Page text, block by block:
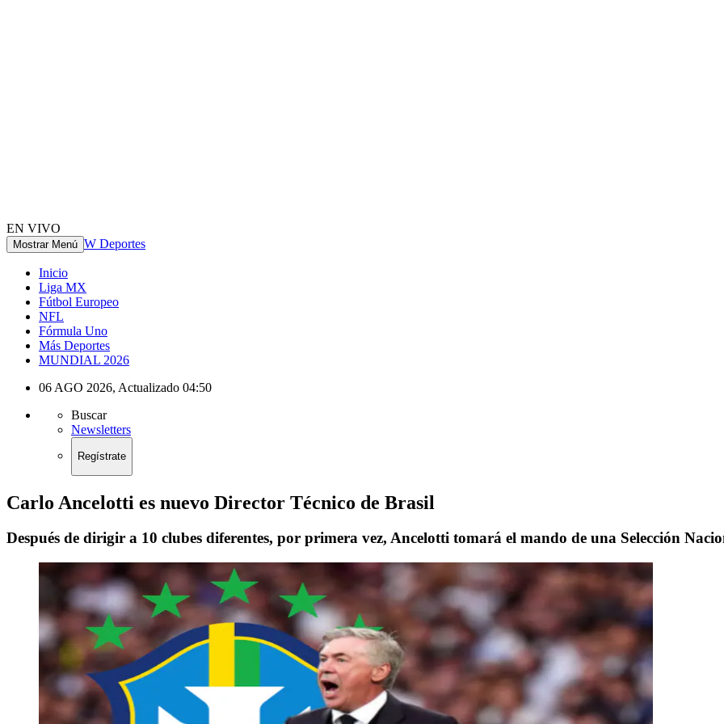
EN VIVO
Mostrar Menú W Deportes
Inicio
Liga MX
Fútbol Europeo
NFL
Fórmula Uno
Más Deportes
MUNDIAL 2026
06 AGO 2026, Actualizado 04:50
Buscar
Newsletters
Regístrate
Carlo Ancelotti es nuevo Director Técnico de Brasil
Después de dirigir a 10 clubes diferentes, por primera vez, Ancelotti tomará el mando de una Selección